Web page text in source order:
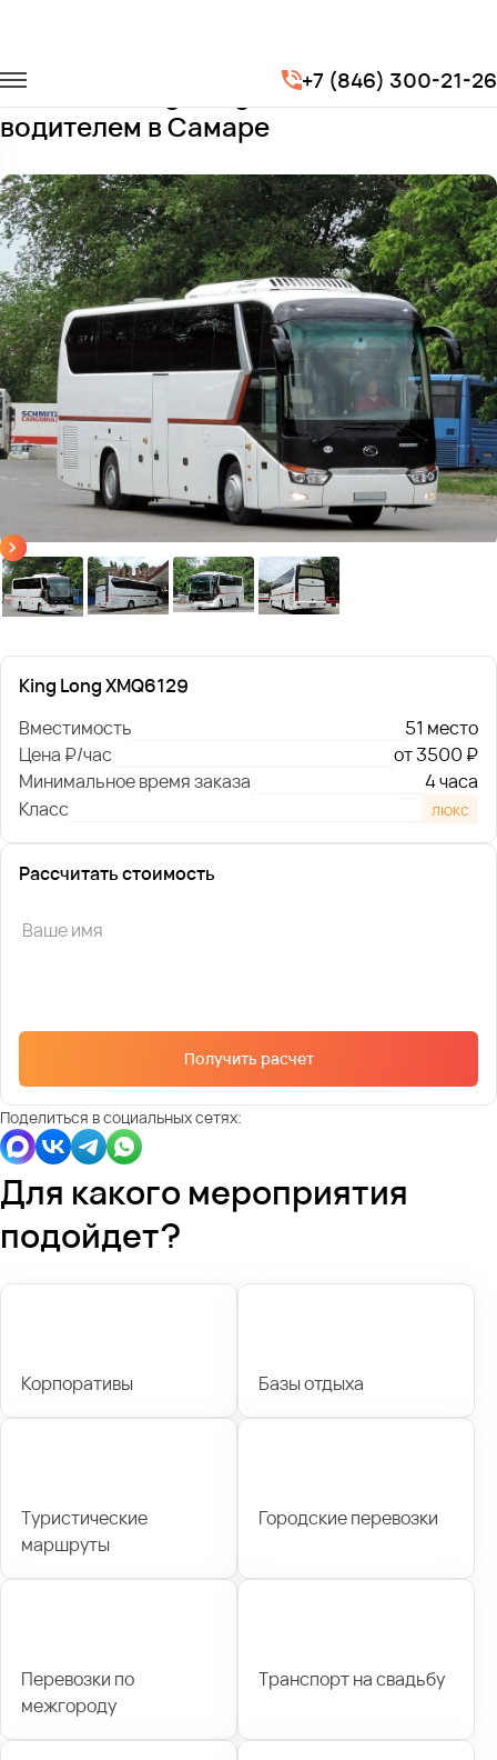
+7 (846) 300-21-26
King Long XMQ6129
Заказать King Long XMQ6129 с
водителем в Самаре
King Long XMQ6129
Вместимость
51 место
Цена ₽/час
от 3500 ₽
Минимальное время заказа
4 часа
Класс
люкс
Рассчитать стоимость
Получить расчет
Поделиться в социальных сетях:
Для какого мероприятия
подойдет?
Корпоративы Базы отдыха
Туристические
маршруты
Городские перевозки
Перевозки по
межгороду
Транспорт на свадьбу